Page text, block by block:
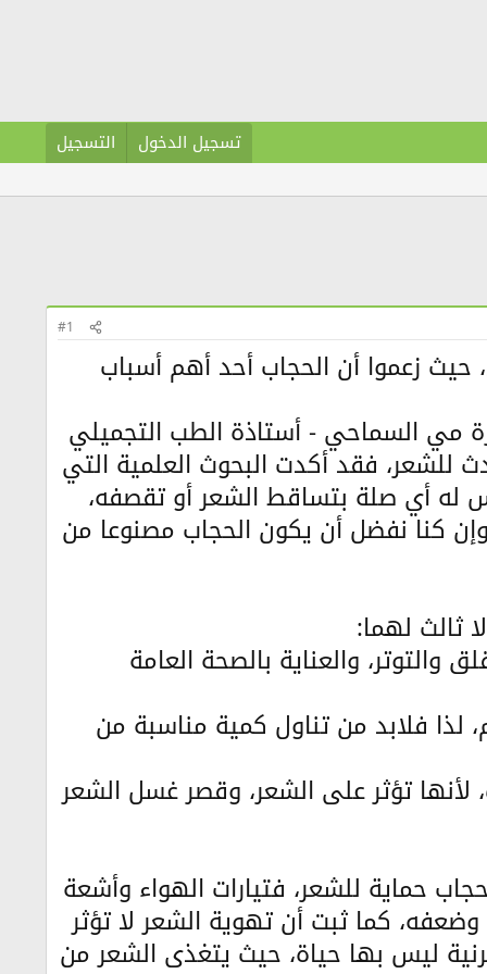
تسجيل الدخول التسجيل
#1
حيث زعموا أن الحجاب أحد أهم أسباب
مي السماحي - أستاذة الطب التجميلي
فقد أكدت البحوث العلمية التي
له أي صلة بتساقط الشعر أو تقصفه،
كنا نفضل أن يكون الحجاب مصنوعا من
ثالث لهما:
والتوتر، والعناية بالصحة العامة
لذا فلابد من تناول كمية مناسبة من
لأنها تؤثر على الشعر، وقصر غسل الشعر
حماية للشعر، فتيارات الهواء وأشعة
كما ثبت أن تهوية الشعر لا تؤثر
ليس بها حياة، حيث يتغذى الشعر من